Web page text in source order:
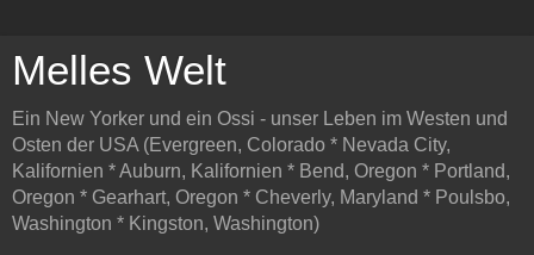
Melles Welt
Ein New Yorker und ein Ossi - unser Leben im Westen und
Osten der USA (Evergreen, Colorado * Nevada City,
Kalifornien * Auburn, Kalifornien * Bend, Oregon * Portland,
Oregon * Gearhart, Oregon * Cheverly, Maryland * Poulsbo,
Washington * Kingston, Washington)